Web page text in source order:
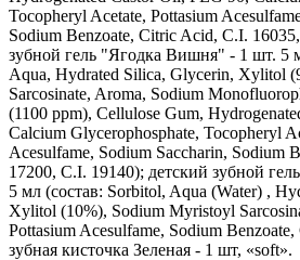
Tocopheryl Acetate, Pottasium
Sodium Benzoate, Citric Acid, C.I.
зубной гель "Ягодка Вишня" - 1 шт. 5
Aqua, Hydrated Silica, Glycerin, Xylitol
Sarcosinate, Aroma, Sodium
(1100 ppm), Cellulose Gum,
Calcium Glycerophosphate, Tocopheryl
Acesulfame, Sodium Saccharin, Sodium
17200, C.I. 19140); детский зубной
5 мл (состав: Sorbitol, Aqua (Water) ,
Xylitol (10%), Sodium Myristoyl
Pottasium Acesulfame, Sodium
зубная кисточка Зеленая - 1 шт, «soft».